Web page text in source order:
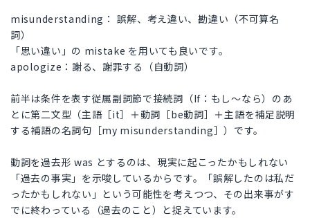
misunderstanding： 誤解、考え違い、勘違い（不可算名
詞）
「思い違い」の mistake を用いても良いです。
apologize：謝る、謝罪する（自動詞）
前半は条件を表す従属副詞節で接続詞（If：もし～なら）のあ
とに第二文型（主語［it］＋動詞［be動詞］＋主語を補足説明
する補語の名詞句［my misunderstanding］）です。
動詞を過去形 was とするのは、現実に起こったかもしれない
「過去の事実」を示唆しているからです。「誤解したのは私だ
ったかもしれない」という可能性を考えつつ、その出来事がす
でに終わっている（過去のこと）と捉えています。